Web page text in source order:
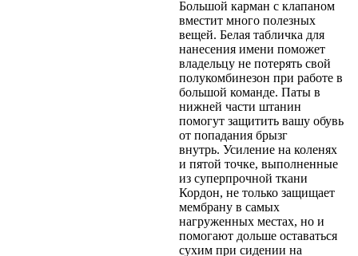
Большой карман с клапаном
вместит много полезных
вещей. Белая табличка для
нанесения имени поможет
владельцу не потерять свой
полукомбинезон при работе в
большой команде. Паты в
нижней части штанин
помогут защитить вашу обувь
от попадания брызг
внутрь. Усиление на коленях
и пятой точке, выполненные
из суперпрочной ткани
Кордон, не только защищает
мембрану в самых
нагруженных местах, но и
помогают дольше оставаться
сухим при сидении на